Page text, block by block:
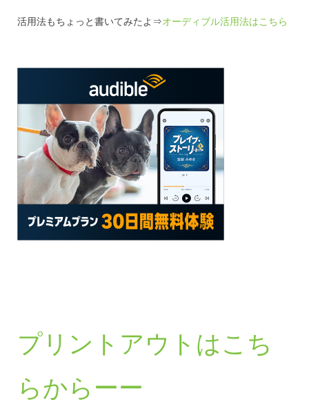
活用法もちょっと書いてみたよ⇒オーディブル活用法はこちら
プリントアウトはこち
らからーー